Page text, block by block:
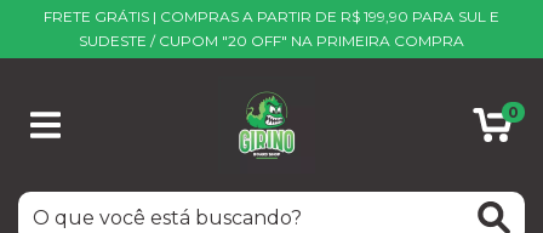
FRETE GRÁTIS | COMPRAS A PARTIR DE R$ 199,90 PARA SUL E
SUDESTE / CUPOM "20 OFF" NA PRIMEIRA COMPRA
0